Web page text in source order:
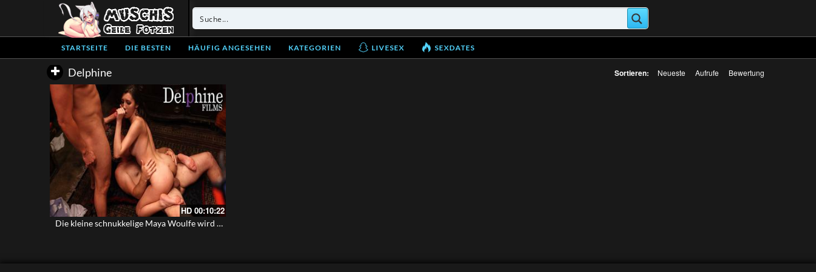
STARTSEITE DIE BESTEN HÄUFIG ANGESEHEN KATEGORIEN LIVESEX SEXDATES
Delphine Sortieren: Neueste Aufrufe Bewertung
HD 00:10:22
Die kleine schnukkelige Maya Woulfe wird von zwei Männern auf dem Küchentisch und Teppich geknallt